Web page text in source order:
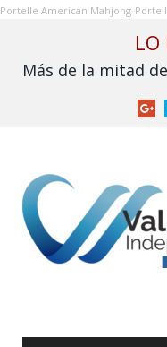
Portelle American Mahjong
LO